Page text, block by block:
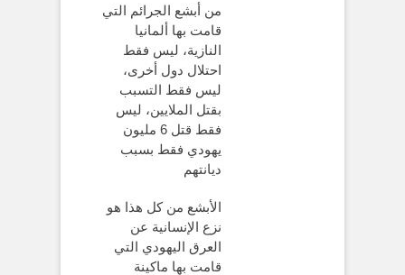
من أبشع الجرائم التي
قامت بها ألمانيا
النازية، ليس فقط
احتلال دول أخرى،
ليس فقط التسبب
بقتل الملايين، ليس
فقط قتل 6 مليون
يهودي فقط بسبب
ديانتهم
الأبشع من كل هذا هو
نزع الإنسانية عن
العرق اليهودي التي
قامت بها ماكينة